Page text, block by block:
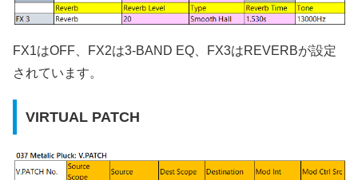
FX1はOFF、FX2は3-BAND EQ、FX3はREVERBが設定
されています。
VIRTUAL PATCH